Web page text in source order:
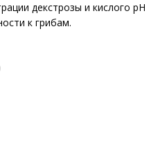
декстрозы и кислого рН
к грибам.